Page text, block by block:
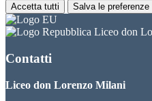
Accetta tutti Salva le preferenze
Liceo don
Contatti
Liceo don Lorenzo Milani